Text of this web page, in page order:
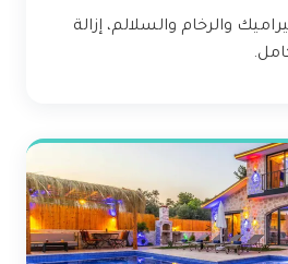
والرخام والسلالم، إزالة